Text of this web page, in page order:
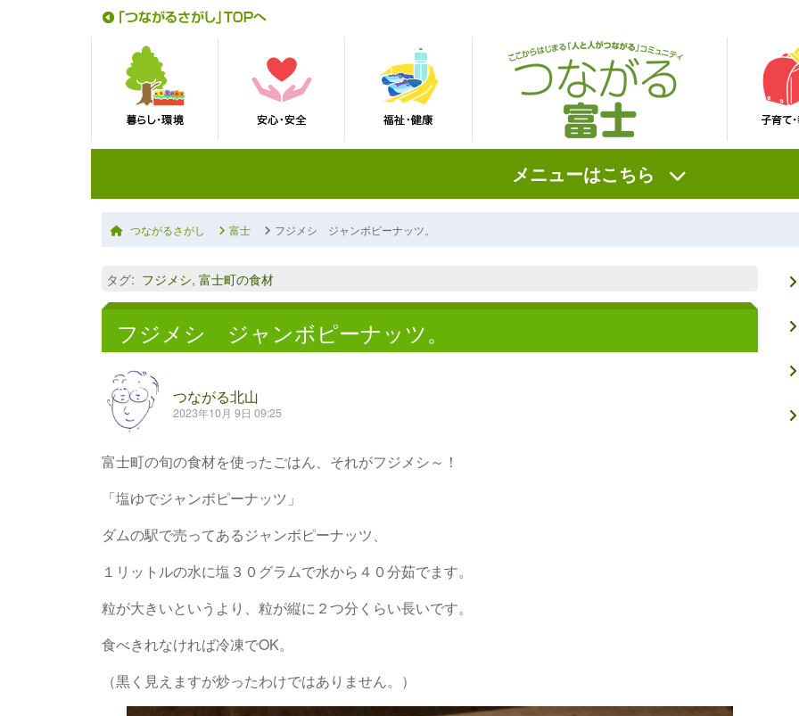
メニューはこちら
つながるさがし 富士 フジメシ ジャンボピーナッツ。
タグ: フジメシ, 富士町の食材
フジメシ ジャンボピーナッツ。
つながる北山
2023年10月 9日 09:25
富士町の旬の食材を使ったごはん、それがフジメシ～！
「塩ゆでジャンボピーナッツ」
ダムの駅で売ってあるジャンボピーナッツ、
１リットルの水に塩３０グラムで水から４０分茹でます。
粒が大きいというより、粒が縦に２つ分くらい長いです。
食べきれなければ冷凍でOK。
（黒く見えますが炒ったわけではありません。）